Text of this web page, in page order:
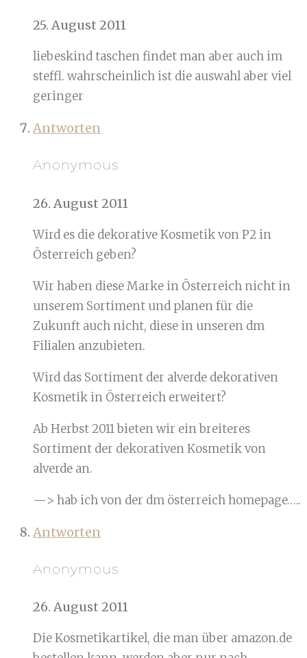
25. August 2011
liebeskind taschen findet man aber auch im
steffl. wahrscheinlich ist die auswahl aber viel
geringer
Antworten
Anonymous
26. August 2011
Wird es die dekorative Kosmetik von P2 in
Österreich geben?
Wir haben diese Marke in Österreich nicht in
unserem Sortiment und planen für die
Zukunft auch nicht, diese in unseren dm
Filialen anzubieten.
Wird das Sortiment der alverde dekorativen
Kosmetik in Österreich erweitert?
Ab Herbst 2011 bieten wir ein breiteres
Sortiment der dekorativen Kosmetik von
alverde an.
—> hab ich von der dm österreich homepage…..
Antworten
Anonymous
26. August 2011
Die Kosmetikartikel, die man über amazon.de